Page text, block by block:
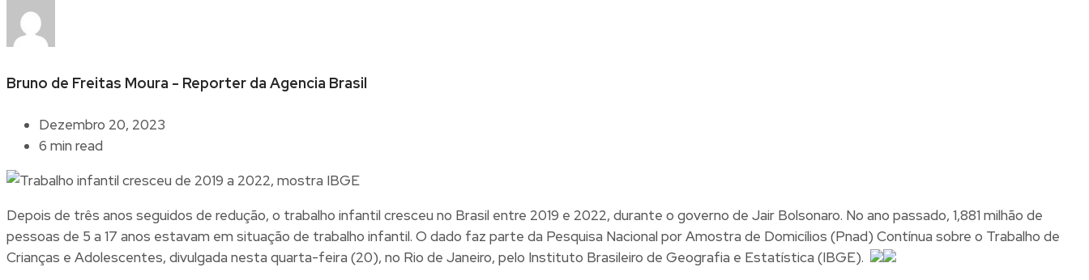
Bruno de Freitas Moura - Reporter da Agencia Brasil
Dezembro 20, 2023
6 min read
Depois de três anos seguidos de redução, o trabalho infantil cresceu no Brasil entre 2019 e 2022, durante o governo de Jair Bolsonaro. No ano passado, 1,881 milhão de
pessoas de 5 a 17 anos estavam em situação de trabalho infantil. O dado faz parte da Pesquisa Nacional por Amostra de Domicílios (Pnad) Contínua sobre o Trabalho de
Crianças e Adolescentes, divulgada nesta quarta-feira (20), no Rio de Janeiro, pelo Instituto Brasileiro de Geografia e Estatística (IBGE).